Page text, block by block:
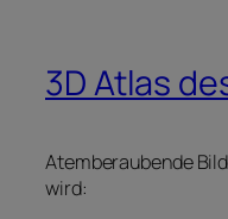
3D Atlas
Atemberaubende
wird: